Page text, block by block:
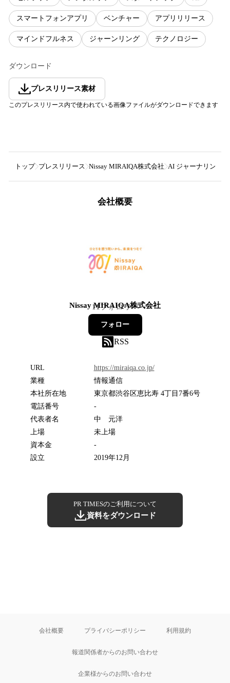
スマートフォンアプリ ベンチャー アプリリリース
マインドフルネス ジャーンリング テクノロジー
ダウンロード
プレスリリース素材
このプレスリリース内で使われている画像ファイルがダウンロードできます
トップ プレスリリース Nissay MIRAIQA株式会社 AI ジャーナリング
会社概要
Nissay MIRAIQA株式会社
11フォロワー
フォロー
RSS
URL
https://miraiqa.co.jp/
業種
情報通信
本社所在地
東京都渋谷区恵比寿 4丁目7番6号
電話番号
-
代表者名
中 元洋
上場
未上場
資本金
-
設立
2019年12月
PR TIMESのご利用について
資料をダウンロード
会社概要 プライバシーポリシー 利用規約
報道関係者からのお問い合わせ
企業様からのお問い合わせ